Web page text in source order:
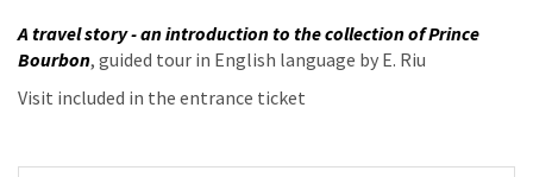
A travel story - an introduction to the collection of Prince
Bourbon, guided tour in English language by E. Riu
Visit included in the entrance ticket